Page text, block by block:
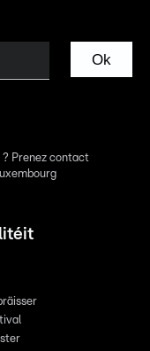
Ok
? Prenez contact